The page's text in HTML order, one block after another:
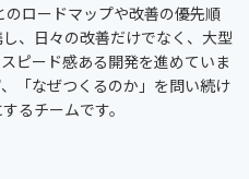
のロードマップや改善の優先順
、日々の改善だけでなく、大型
ピード感ある開発を進めていま
「なぜつくるのか」を問い続け
るチームです。